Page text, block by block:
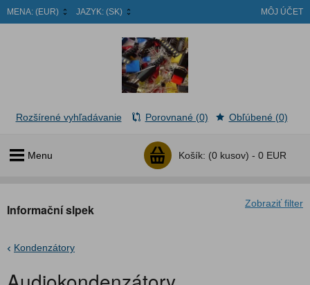
MENA: (EUR) JAZYK: (SK) MÔJ ÚČET
Menu Košík: (0 kusov) - 0 EUR
Rozšírené vyhľadávanie Porovnané (0) Obľúbené (0)
Zobraziť filter
Informační slpek
Kondenzátory